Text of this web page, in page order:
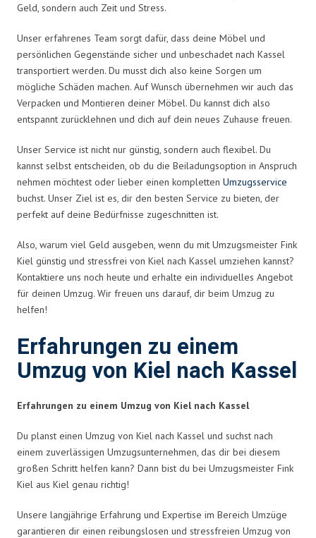
Geld, sondern auch Zeit und Stress.
Unser erfahrenes Team sorgt dafür, dass deine Möbel und
persönlichen Gegenstände sicher und unbeschadet nach Kassel
transportiert werden. Du musst dich also keine Sorgen um
mögliche Schäden machen. Auf Wunsch übernehmen wir auch das
Verpacken und Montieren deiner Möbel. Du kannst dich also
entspannt zurücklehnen und dich auf dein neues Zuhause freuen.
Unser Service ist nicht nur günstig, sondern auch flexibel. Du
kannst selbst entscheiden, ob du die Beiladungsoption in Anspruch
nehmen möchtest oder lieber einen kompletten Umzugsservice
buchst. Unser Ziel ist es, dir den besten Service zu bieten, der
perfekt auf deine Bedürfnisse zugeschnitten ist.
Also, warum viel Geld ausgeben, wenn du mit Umzugsmeister Fink
Kiel günstig und stressfrei von Kiel nach Kassel umziehen kannst?
Kontaktiere uns noch heute und erhalte ein individuelles Angebot
für deinen Umzug. Wir freuen uns darauf, dir beim Umzug zu
helfen!
Erfahrungen zu einem
Umzug von Kiel nach Kassel
Erfahrungen zu einem Umzug von Kiel nach Kassel
Du planst einen Umzug von Kiel nach Kassel und suchst nach
einem zuverlässigen Umzugsunternehmen, das dir bei diesem
großen Schritt helfen kann? Dann bist du bei Umzugsmeister Fink
Kiel aus Kiel genau richtig!
Unsere langjährige Erfahrung und Expertise im Bereich Umzüge
garantieren dir einen reibungslosen und stressfreien Umzug von